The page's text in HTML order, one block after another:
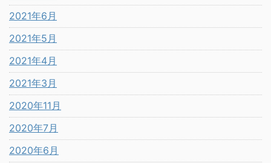
2021年6月
2021年5月
2021年4月
2021年3月
2020年11月
2020年7月
2020年6月